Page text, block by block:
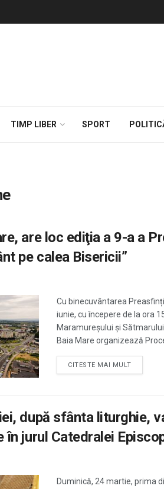
TIMP LIBER SPORT
are loc ediţia a 9-a a
pe calea Bisericii”
Cu binecuvântarea
iunie, cu începere de la ora
Maramureșului și
Baia Mare organizează
CITESTE MAI MULT
după sfânta liturghie,
în jurul Catedralei
Duminică, 24 martie, prima